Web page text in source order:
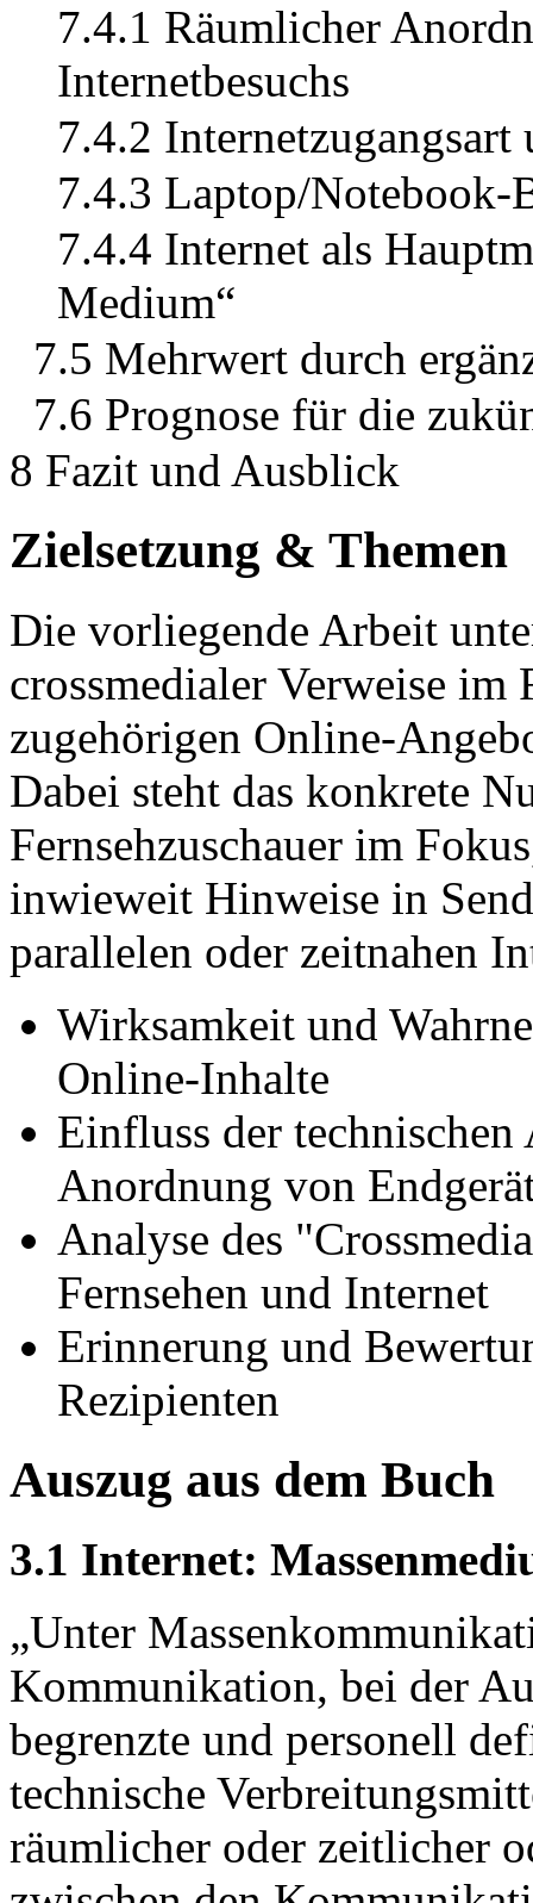
7.4.1 Räumlicher
Internetbesuchs
7.4.2
7.4.3 Laptop/Notebook-
7.4.4 Internet als
Medium“
7.5 Mehrwert durch
7.6 Prognose für die
8 Fazit und Ausblick
Zielsetzung & Themen
Die vorliegende Arbeit
crossmedialer Verweise im
zugehörigen Online-
Dabei steht das konkrete
Fernsehzuschauer im
inwieweit Hinweise in
parallelen oder zeitnahen
Wirksamkeit und
Online-Inhalte
Einfluss der
Anordnung von
Analyse des
Fernsehen und Internet
Erinnerung und
Rezipienten
Auszug aus dem Buch
3.1 Internet:
„Unter
Kommunikation, bei der
begrenzte und personell
technische
räumlicher oder zeitlicher